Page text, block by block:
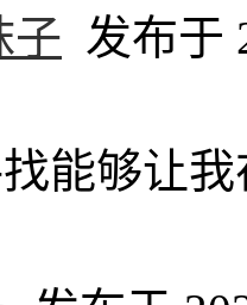
子 发布于
能够让